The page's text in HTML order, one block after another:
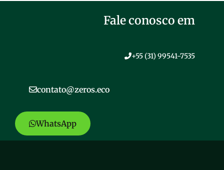
Fale conosco em
+55 (31) 99541-7535
contato@zeros.eco
WhatsApp